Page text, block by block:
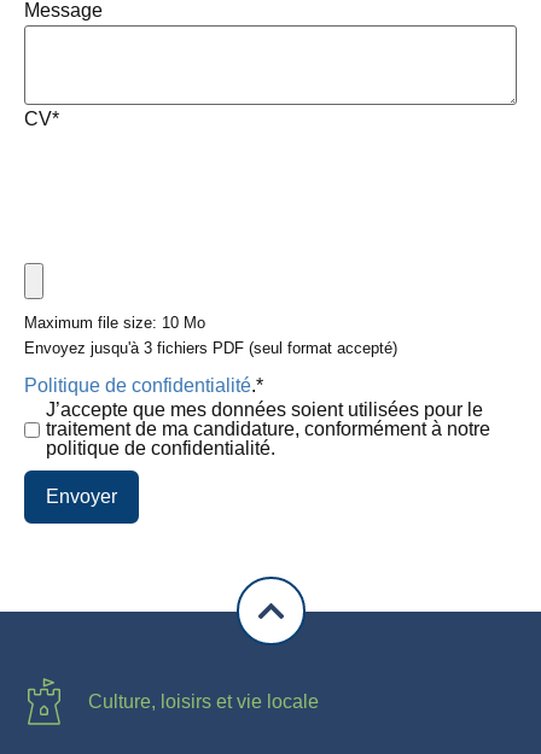
Message
CV*
Maximum file size: 10 Mo
Envoyez jusqu'à 3 fichiers PDF (seul format accepté)
Politique de confidentialité.*
J’accepte que mes données soient utilisées pour le
traitement de ma candidature, conformément à notre
politique de confidentialité.
Envoyer
Culture, loisirs et vie locale